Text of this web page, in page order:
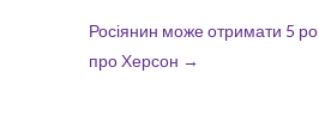
Росіянин може отримати 5
про Херсон →